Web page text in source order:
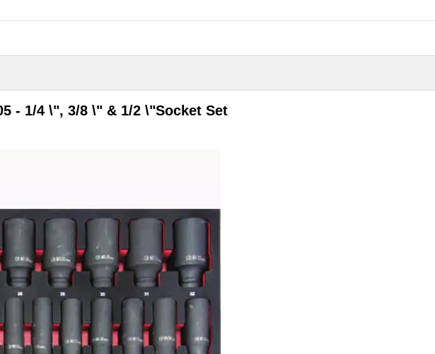
- 1/4 \", 3/8 \" & 1/2 \"Socket Set